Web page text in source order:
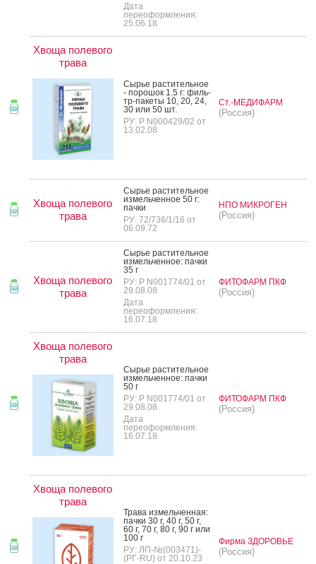
Дата
переоформления:
25.06.18
Хвоща полевого
трава
Сырье рас­ти­тель­ное
- по­рошок 1.5 г: филь­
тр-па­кеты 10, 20, 24,
30 или 50 шт.
РУ: Р N000429/02 от
13.02.08
Ст.-МЕДИФАРМ
(Россия)
Хвоща полевого
трава
Сырье рас­ти­тель­ное
из­мель­чен­ное 50 г:
пач­ки
РУ: 72/736/1/16 от
06.09.72
НПО МИКРОГЕН
(Россия)
Хвоща полевого
трава
Сырье рас­ти­тель­ное
из­мель­чен­ное: пач­ки
35 г
РУ: Р N001774/01 от
29.08.08
Дата
переоформления:
16.07.18
ФИТОФАРМ ПКФ
(Россия)
Хвоща полевого
трава
Сырье рас­ти­тель­ное
из­мель­чен­ное: пач­ки
50 г
РУ: Р N001774/01 от
29.08.08
Дата
переоформления:
16.07.18
ФИТОФАРМ ПКФ
(Россия)
Хвоща полевого
трава
Тра­ва из­мель­чен­ная:
пач­ки 30 г, 40 г, 50 г,
60 г, 70 г, 80 г, 90 г или
100 г
РУ: ЛП-№(003471)-
(РГ-RU) от 20.10.23
Фирма ЗДОРОВЬЕ
(Россия)